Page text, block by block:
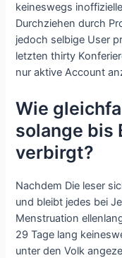
keineswegs
Durchziehen durch
jedoch selbige User
letzten thirty
nur aktive Account
Wie
solange bis
verbirgt?
Nachdem Die leser
und bleibt jedes bei
Menstruation
29 Tage lang
unter den Volk